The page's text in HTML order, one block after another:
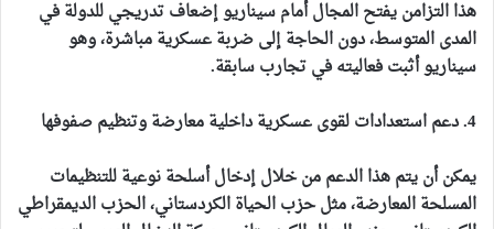
هذا التزامن يفتح المجال أمام سيناريو إضعاف تدريجي للدولة في
المدى المتوسط، دون الحاجة إلى ضربة عسكرية مباشرة، وهو
سيناريو أثبت فعاليته في تجارب سابقة.
4. دعم استعدادات لقوى عسكرية داخلية معارضة وتنظيم صفوفها
يمكن أن يتم هذا الدعم من خلال إدخال أسلحة نوعية للتنظيمات
المسلحة المعارضة، مثل حزب الحياة الكردستاني، الحزب الديمقراطي